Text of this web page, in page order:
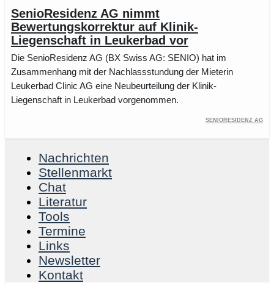
SenioResidenz AG nimmt
Bewertungskorrektur auf Klinik-
Liegenschaft in Leukerbad vor
Die SenioResidenz AG (BX Swiss AG: SENIO) hat im
Zusammenhang mit der Nachlassstundung der Mieterin
Leukerbad Clinic AG eine Neubeurteilung der Klinik-
Liegenschaft in Leukerbad vorgenommen.
SenioResidenz AG
Nachrichten
Stellenmarkt
Chat
Literatur
Tools
Termine
Links
Newsletter
Kontakt